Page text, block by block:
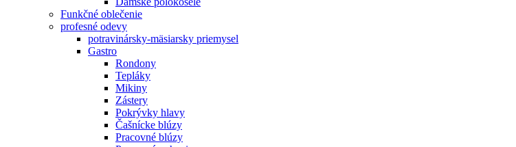
Funkčné oblečenie
profesné odevy
potravinársky-mäsiarsky priemysel
Gastro
Rondony
Tepláky
Mikiny
Zástery
Pokrývky hlavy
Čašnícke blúzy
Pracovné blúzy